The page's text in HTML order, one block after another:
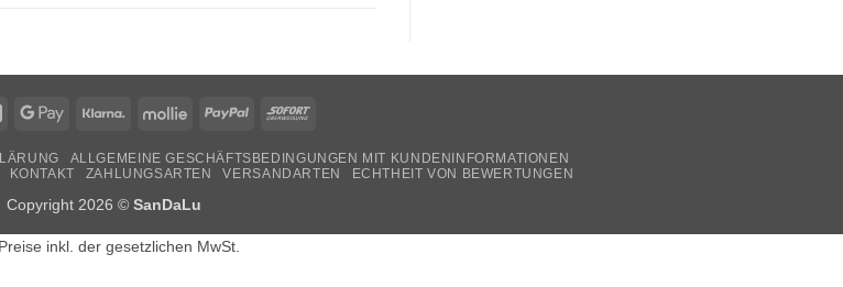
GiroPay Google
Klarna Mollie PayPal Sofort
ALLGEMEINE GESCHÄFTSBEDINGUNGEN MIT KUNDENINFORMATIONEN
KONTAKT ZAHLUNGSARTEN VERSANDARTEN ECHTHEIT VON BEWERTUNGEN
Copyright 2026 © SanDaLu
inkl. der gesetzlichen MwSt.